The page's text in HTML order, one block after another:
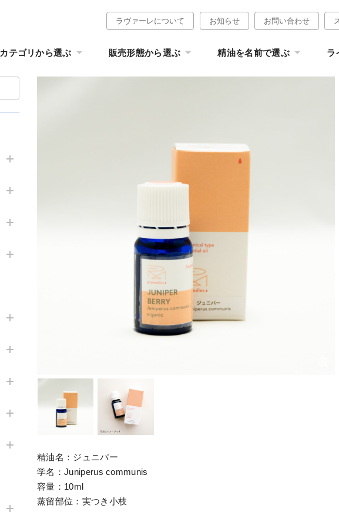
ラヴァーレについて お知らせ お問い合わせ
カテゴリから選ぶ 販売形態から選ぶ 精油を名前で選ぶ ラ
精油名：ジュニパー
学名：Juniperus communis
容量：10ml
蒸留部位：実つき小枝